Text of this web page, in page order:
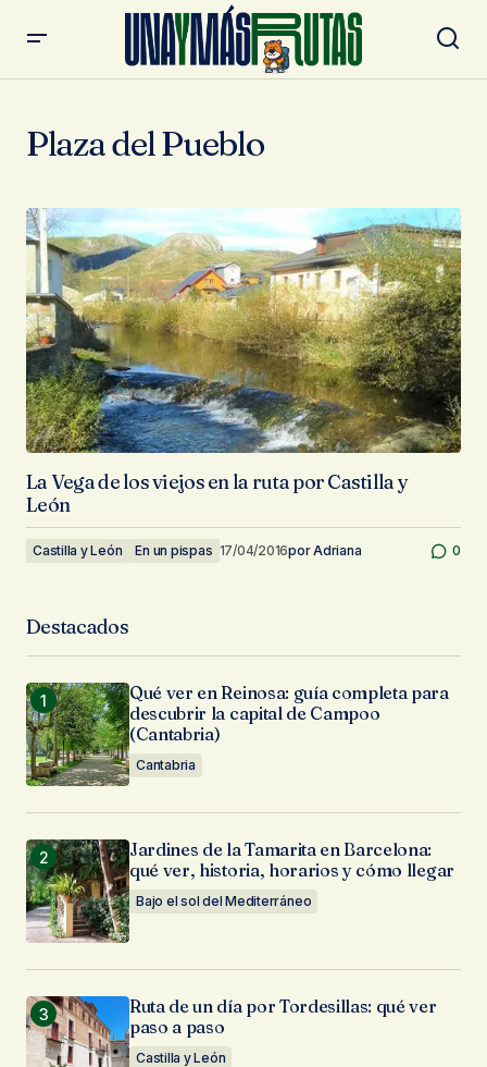
Plaza del Pueblo
La Vega de los viejos en la ruta por Castilla y
León
Castilla y León En un pispas 17/04/2016porAdriana 0
Destacados
Qué ver en Reinosa: guía completa para
descubrir la capital de Campoo
(Cantabria)
Cantabria
Jardines de la Tamarita en Barcelona:
qué ver, historia, horarios y cómo llegar
Bajo el sol del Mediterráneo
Ruta de un día por Tordesillas: qué ver
paso a paso
Castilla y León